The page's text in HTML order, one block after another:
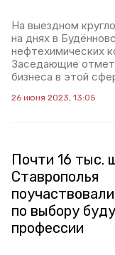
На выездном
на днях в
нефтехимических
Заседающие
бизнеса в этой
26 июня 2023, 13:05
Почти 16 тыс.
Ставрополья
по выбору
профессии